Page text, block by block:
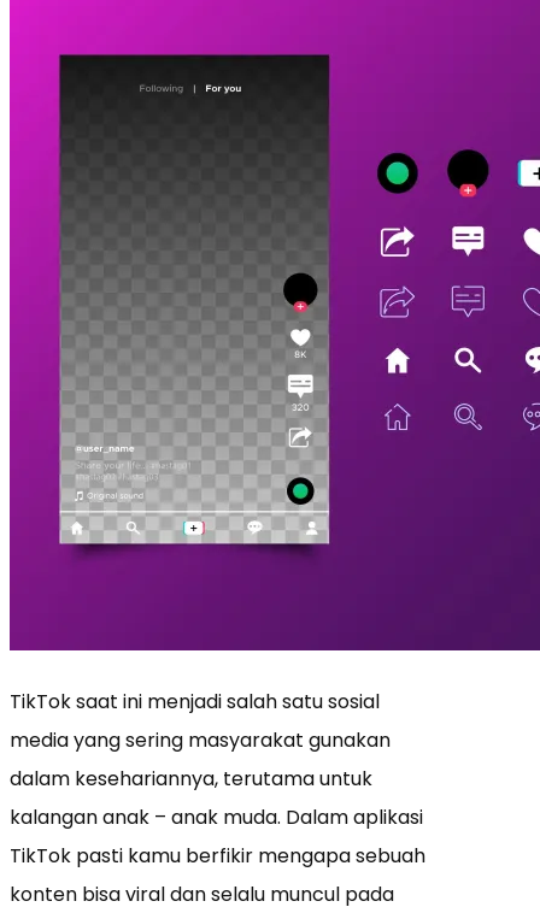
TikTok saat ini menjadi salah satu sosial
media yang sering masyarakat gunakan
dalam kesehariannya, terutama untuk
kalangan anak – anak muda. Dalam aplikasi
TikTok pasti kamu berfikir mengapa sebuah
konten bisa viral dan selalu muncul pada